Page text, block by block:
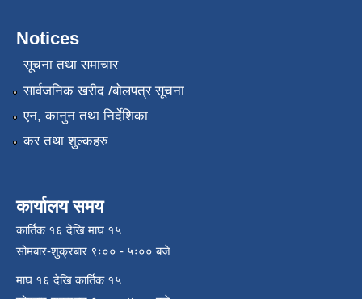
Notices
सूचना तथा समाचार
सार्वजनिक खरीद /बोलपत्र सूचना
एन, कानुन तथा निर्देशिका
कर तथा शुल्कहरु
कार्यालय समय
कार्तिक १६ देखि माघ १५
सोमबार-शुक्रबार ९ः०० - ५ः०० बजे
माघ १६ देखि कार्तिक १५